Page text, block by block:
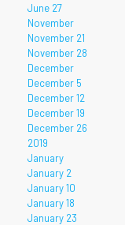
June 27
November
November 21
November 28
December
December 5
December 12
December 19
December 26
2019
January
January 2
January 10
January 18
January 23